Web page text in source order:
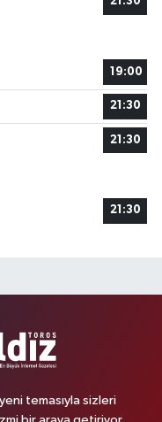
19:00
21:30
21:30
21:30
temasıyla sizleri